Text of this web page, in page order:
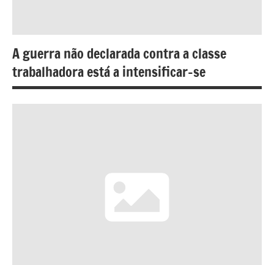
A guerra não declarada contra a classe
trabalhadora está a intensificar-se